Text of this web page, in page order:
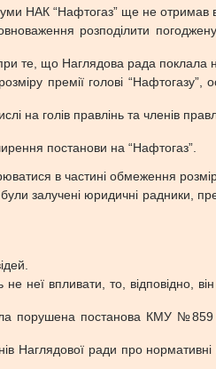
НАК “Нафтогаз” ще не отримав
розподілити погоджену
те, що Наглядова рада поклала
премії голові “Нафтогазу”,
на голів правлінь та членів
постанови на “Нафтогаз”.
в частині обмеження
залучені юридичні радники,
впливати, то, відповідно,
порушена постанова КМУ №859
Наглядової ради про